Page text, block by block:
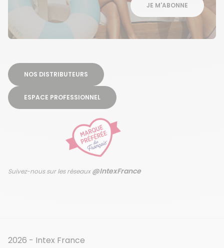
JE M'ABONNE
NOS DISTRIBUTEURS
ESPACE PROFESSIONNEL
Suivez-nous sur les réseaux@IntexFrance
2026 - Intex France